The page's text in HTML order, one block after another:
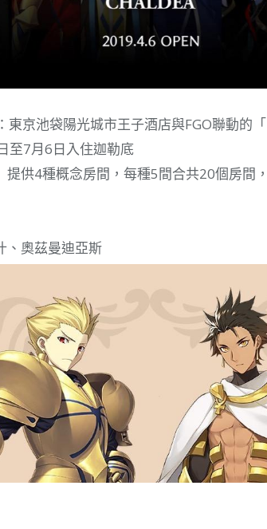
京池袋陽光城市王子酒店與FGO聯動的
至7月6日入住迦勒底
提供4種概念房間，每種5間合共20個房間
、奧茲曼迪亞斯